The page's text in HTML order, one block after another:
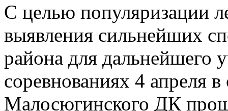
С целью популяризации
выявления сильнейших
района для дальнейшего
соревнованиях 4 апреля
Малосюгинского ДК